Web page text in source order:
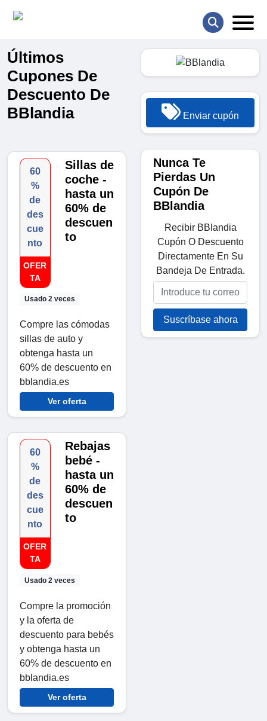
Últimos
Cupones De
Descuento De
BBlandia
60
%
de
des
cue
nto
OFER
TA
Usado 2 veces
Sillas de
coche -
hasta un
60% de
descuen
to
Compre las cómodas
sillas de auto y
obtenga hasta un
60% de descuento en
bblandia.es
Ver oferta
60
%
de
des
cue
nto
OFER
TA
Usado 2 veces
Rebajas
bebé -
hasta un
60% de
descuen
to
Compre la promoción
y la oferta de
descuento para bebés
y obtenga hasta un
60% de descuento en
bblandia.es
Ver oferta
Enviar cupón
Nunca Te
Pierdas Un
Cupón De
BBlandia
Recibir BBlandia
Cupón O Descuento
Directamente En Su
Bandeja De Entrada.
Suscríbase ahora